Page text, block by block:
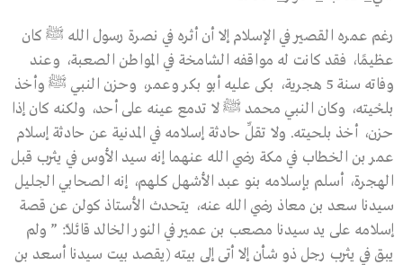
رغم عمره القصير في الإسلام إلا أن أثره في نصرة رسول الله ﷺ كان
عظيمًا، فقد كانت له مواقفه الشامخة في المواطن الصعبة، وعند
وفاته سنة 5 هجرية، بكى عليه أبو بكر وعمر، وحزن النبي ﷺ وأخذ
بلحْيته، وكان النبي محمد ﷺ لا تدمع عينه على أحد، ولكنه كان إذا
حزن، أخذ بلحيته. ولا تقلِّ حادثة إسلامه في المدنية عن حادثة إسلام
عمر بن الخطاب في مكة رضي الله عنهما إنه سيد الأوس في يثرب قبل
الهجرة، أسلم بإسلامه بنو عبد الأشهل كلهم، إنه الصحابي الجليل
سيدنا سعد بن معاذ رضي الله عنه، يتحدث الأستاذ كولن عن قصة
إسلامه على يد سيدنا مصعب بن عمير في النور الخالد قائلاً: ” ولم
يبق في يثرب رجل ذو شأن إلا أتى إلى بيته (يقصد بيت سيدنا أسعد بن